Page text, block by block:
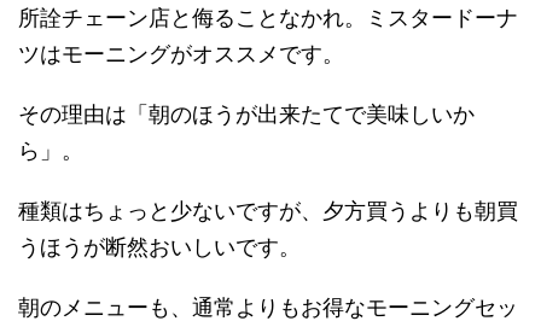
所詮チェーン店と侮ることなかれ。ミスタードーナ
ツはモーニングがオススメです。
その理由は「朝のほうが出来たてで美味しいか
ら」。
種類はちょっと少ないですが、夕方買うよりも朝買
うほうが断然おいしいです。
朝のメニューも、通常よりもお得なモーニングセッ